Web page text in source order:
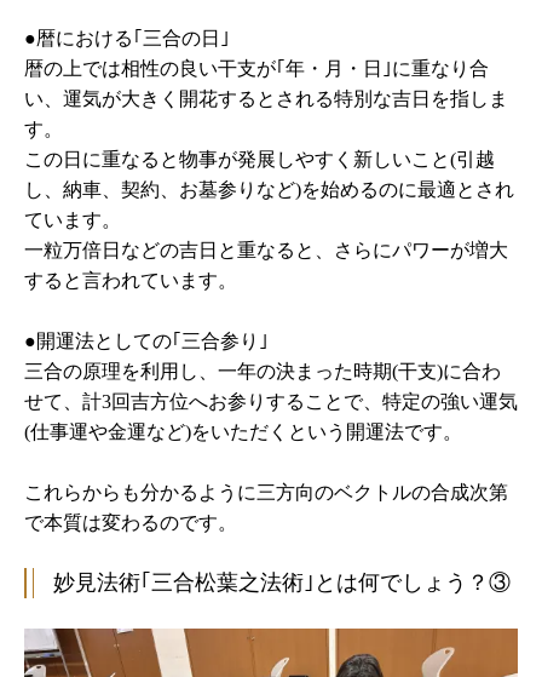
●暦における｢三合の日｣
暦の上では相性の良い干支が｢年・月・日｣に重なり合
い、運気が大きく開花するとされる特別な吉日を指しま
す。
この日に重なると物事が発展しやすく新しいこと(引越
し、納車、契約、お墓参りなど)を始めるのに最適とされ
ています。
一粒万倍日などの吉日と重なると、さらにパワーが増大
すると言われています。
●開運法としての｢三合参り｣
三合の原理を利用し、一年の決まった時期(干支)に合わ
せて、計3回吉方位へお参りすることで、特定の強い運気
(仕事運や金運など)をいただくという開運法です。
これらからも分かるように三方向のベクトルの合成次第
で本質は変わるのです。
妙見法術｢三合松葉之法術｣とは何でしょう？③